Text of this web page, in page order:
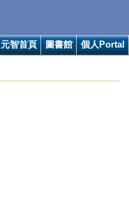
元智首頁 圖書館 個人Portal